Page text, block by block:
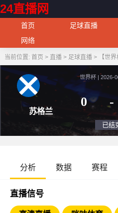
24直播网
首页 足球直播
网络
当前位置: 首页 > 直播> 足球直播> 【世
苏格兰
世界
0
分析 数据 赛程
直播信号